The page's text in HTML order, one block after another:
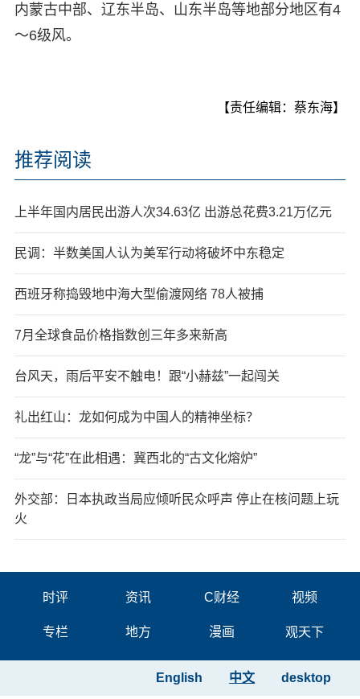
内蒙古中部、辽东半岛、山东半岛等地部分地区有4
～6级风。
【责任编辑：蔡东海】
推荐阅读
上半年国内居民出游人次34.63亿 出游总花费3.21万亿元
民调：半数美国人认为美军行动将破坏中东稳定
西班牙称捣毁地中海大型偷渡网络 78人被捕
7月全球食品价格指数创三年多来新高
台风天，雨后平安不触电！跟“小赫兹”一起闯关
礼出红山：龙如何成为中国人的精神坐标？
“龙”与“花”在此相遇：冀西北的“古文化熔炉”
外交部：日本执政当局应倾听民众呼声 停止在核问题上玩
火
时评 资讯 C财经 视频
专栏 地方 漫画 观天下
desktop
中文
English